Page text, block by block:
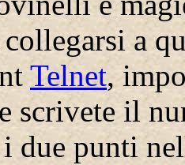
collegarsi a
Telnet,
scrivete il
due punti